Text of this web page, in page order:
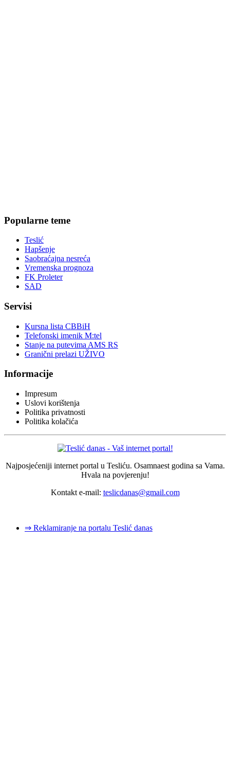
Popularne teme
Teslić
Hapšenje
Saobraćajna nesreća
Vremenska prognoza
FK Proleter
SAD
Servisi
Kursna lista CBBiH
Telefonski imenik M:tel
Stanje na putevima AMS RS
Granični prelazi UŽIVO
Informacije
Impresum
Uslovi korištenja
Politika privatnosti
Politika kolačića
Najposjećeniji internet portal u Tesliću. Osamnaest godina sa Vama.
Hvala na povjerenju!
Kontakt e-mail: teslicdanas@gmail.com
⇒ Reklamiranje na portalu Teslić danas